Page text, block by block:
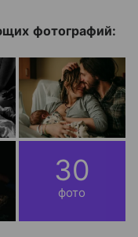
фотографий:
30
фото